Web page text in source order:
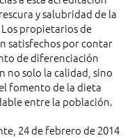
y salubridad de la
propietarios de
satisfechos por contar
de diferenciación
no solo la calidad, sino
fomento de la dieta
entre la población.
24 de febrero de 2014